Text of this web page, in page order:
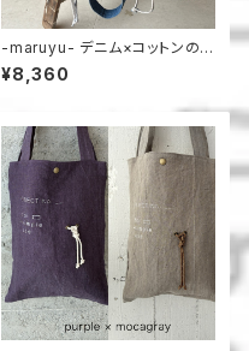
-maruyu- デニム×コットンの
巾着トート
¥8,360